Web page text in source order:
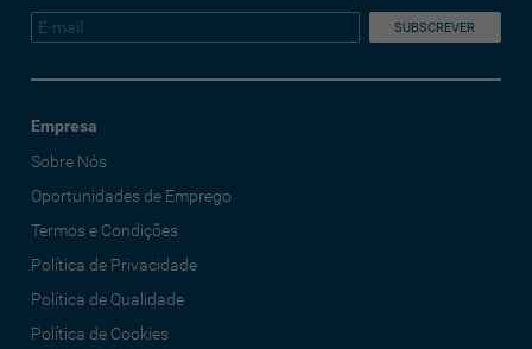
Empresa
Sobre Nós
Oportunidades de Emprego
Termos e Condições
Política de Privacidade
Política de Qualidade
Política de Cookies